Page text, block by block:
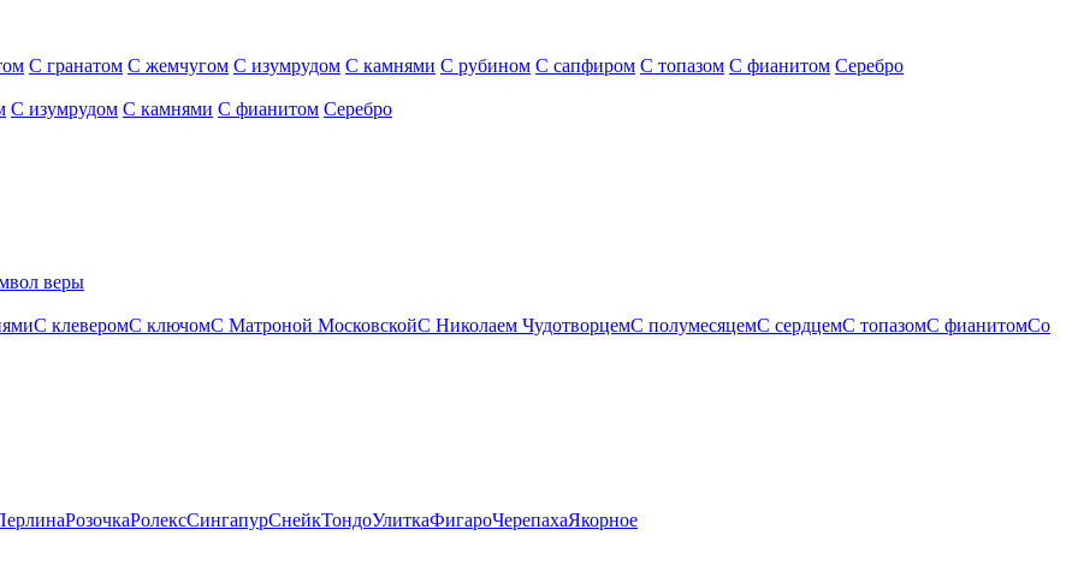
С гранатом С жемчугом С изумрудом С камнями С рубином С сапфиром С топазом С фианитом Серебро
С изумрудом С камнями С фианитом Серебро
веры
С клеверомС ключомС Матроной МосковскойС Николаем ЧудотворцемС полумесяцемС сердцемС топазомС фианитомСо
РозочкаРолексСингапурСнейкТондоУлиткаФигароЧерепахаЯкорное